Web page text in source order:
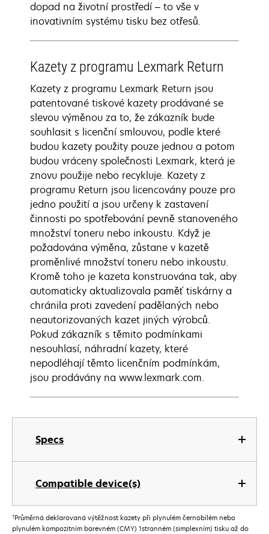
Specs
Compatible device(s)
dopad na životní prostředí – to vše v
inovativním systému tisku bez otřesů.
Kazety z programu Lexmark Return
Kazety z programu Lexmark Return jsou
patentované tiskové kazety prodávané se
slevou výměnou za to, že zákazník bude
souhlasit s licenční smlouvou, podle které
budou kazety použity pouze jednou a potom
budou vráceny společnosti Lexmark, která je
znovu použije nebo recykluje. Kazety z
programu Return jsou licencovány pouze pro
jedno použití a jsou určeny k zastavení
činnosti po spotřebování pevně stanoveného
množství toneru nebo inkoustu. Když je
požadována výměna, zůstane v kazetě
proměnlivé množství toneru nebo inkoustu.
Kromě toho je kazeta konstruována tak, aby
automaticky aktualizovala paměť tiskárny a
chránila proti zavedení padělaných nebo
neautorizovaných kazet jiných výrobců.
Pokud zákazník s těmito podmínkami
nesouhlasí, náhradní kazety, které
nepodléhají těmto licenčním podmínkám,
jsou prodávány na www.lexmark.com.
†Průměrná deklarovaná výtěžnost kazety při plynulém černobílém nebo
plynulém kompozitním barevném (CMY) 1stranném (simplexním) tisku až do